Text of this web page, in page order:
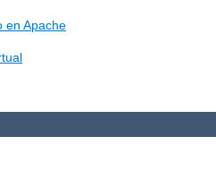
en Apache